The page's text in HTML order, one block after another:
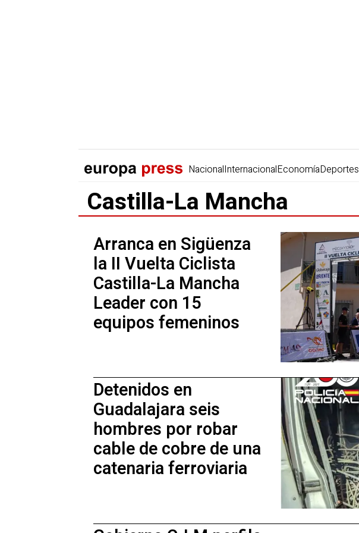
NacionalInternacionalEconomíaDeportes
Castilla-La Mancha
Arranca en Sigüenza
la II Vuelta Ciclista
Castilla-La Mancha
Leader con 15
equipos femeninos
Detenidos en
Guadalajara seis
hombres por robar
cable de cobre de una
catenaria ferroviaria